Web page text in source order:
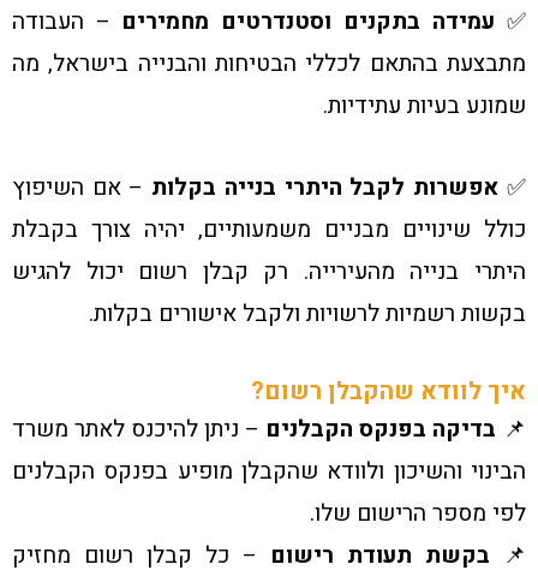
✅ עמידה בתקנים וסטנדרטים מחמירים – העבודה
מתבצעת בהתאם לכללי הבטיחות והבנייה בישראל, מה
שמונע בעיות עתידיות.
✅ אפשרות לקבל היתרי בנייה בקלות – אם השיפוץ
כולל שינויים מבניים משמעותיים, יהיה צורך בקבלת
היתרי בנייה מהעירייה. רק קבלן רשום יכול להגיש
בקשות רשמיות לרשויות ולקבל אישורים בקלות.
איך לוודא שהקבלן רשום?
📌 בדיקה בפנקס הקבלנים – ניתן להיכנס לאתר משרד
הבינוי והשיכון ולוודא שהקבלן מופיע בפנקס הקבלנים
לפי מספר הרישום שלו.
📌 בקשת תעודת רישום – כל קבלן רשום מחזיק